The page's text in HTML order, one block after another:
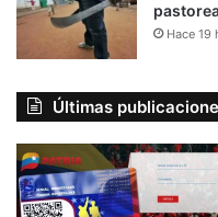
Hace 19
Últimas